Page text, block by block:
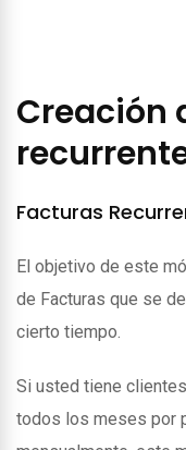
Creación
Facturas
El objetivo de este
de Facturas que se
cierto tiempo.
Si usted tiene
todos los meses por